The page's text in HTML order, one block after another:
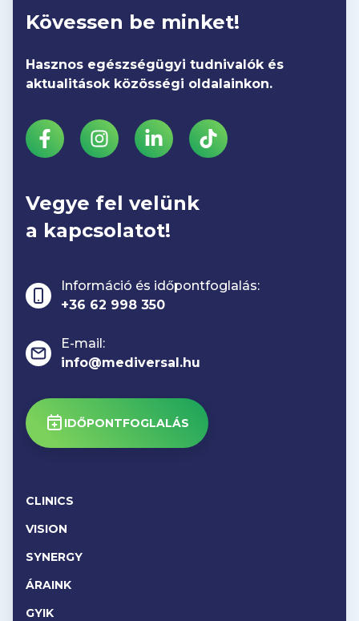
Kövessen be minket!
Hasznos egészségügyi tudnivalók és
aktualitások közösségi oldalainkon.
Vegye fel velünk
a kapcsolatot!
Információ és időpontfoglalás:
+36 62 998 350
E-mail:
info@mediversal.hu
IDŐPONTFOGLALÁS
CLINICS
VISION
SYNERGY
ÁRAINK
GYIK